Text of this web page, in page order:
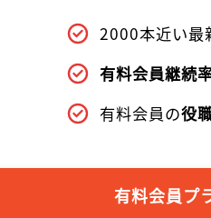
2000本近い最
有料会員継続
有料会員の役
有料会員プ